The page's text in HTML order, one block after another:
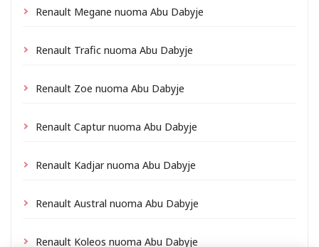
Renault Megane nuoma Abu Dabyje
Renault Trafic nuoma Abu Dabyje
Renault Zoe nuoma Abu Dabyje
Renault Captur nuoma Abu Dabyje
Renault Kadjar nuoma Abu Dabyje
Renault Austral nuoma Abu Dabyje
Renault Koleos nuoma Abu Dabyje